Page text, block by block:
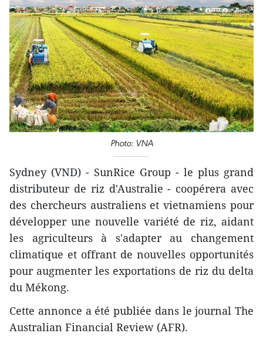
Photo: VNA
Sydney (VND) - SunRice Group - le plus grand
distributeur de riz d'Australie - coopérera avec
des chercheurs australiens et vietnamiens pour
développer une nouvelle variété de riz, aidant
les agriculteurs à s'adapter au changement
climatique et offrant de nouvelles opportunités
pour augmenter les exportations de riz du delta
du Mékong.
Cette annonce a été publiée dans le journal The
Australian Financial Review (AFR).